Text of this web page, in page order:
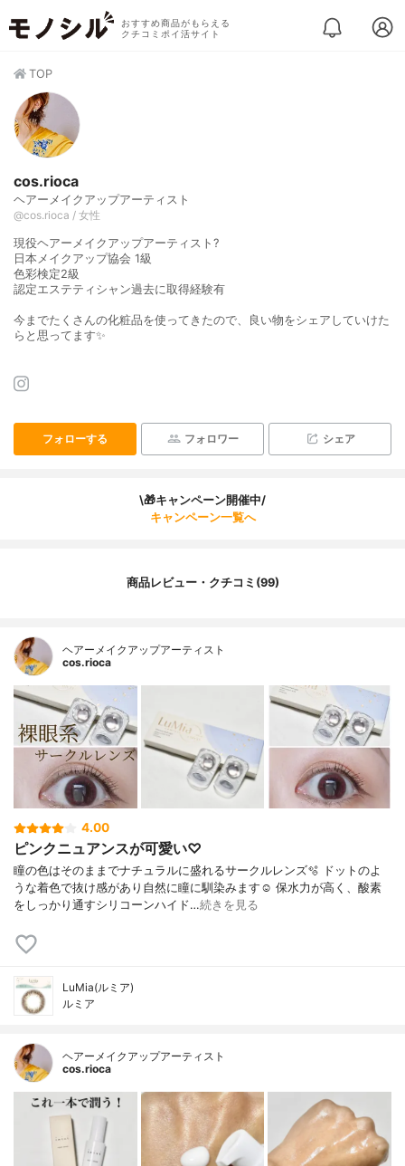
おすすめ商品がもらえる
クチコミポイ活サイト
TOP
cos.rioca
ヘアーメイクアップアーティスト
@cos.rioca / 女性
現役ヘアーメイクアップアーティスト?
日本メイクアップ協会 1級
色彩検定2級
認定エステティシャン過去に取得経験有
今までたくさんの化粧品を使ってきたので、良い物をシェアしていけた
らと思ってます✨
フォローする フォロワー シェア
\🎁キャンペーン開催中/
キャンペーン一覧へ
商品レビュー・クチコミ(99)
ヘアーメイクアップアーティスト
cos.rioca
4.00
ピンクニュアンスが可愛い♡
瞳の色はそのままでナチュラルに盛れるサークルレンズ🫧 ドットのよ
うな着色で抜け感があり自然に瞳に馴染みます☺️ 保水力が高く、酸素
をしっかり通すシリコーンハイド…続きを見る
LuMia(ルミア)
ルミア
ヘアーメイクアップアーティスト
cos.rioca